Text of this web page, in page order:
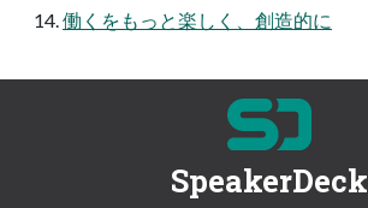
働くをもっと楽しく、創造的に
SpeakerDeck